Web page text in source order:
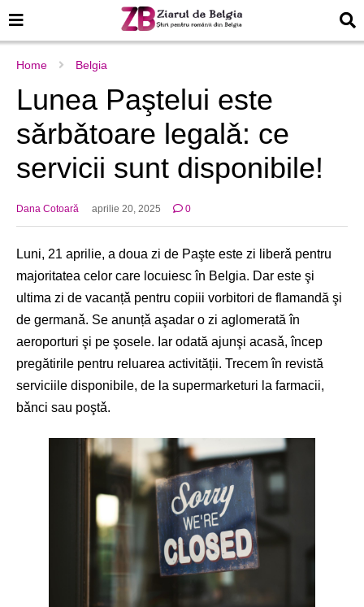
Home Belgia
Lunea Paştelui este
sǎrbǎtoare legalǎ: ce
servicii sunt disponibile!
Dana Cotoară aprilie 20, 2025 0
Luni, 21 aprilie, a doua zi de Paşte este zi liberǎ pentru
majoritatea celor care locuiesc în Belgia. Dar este şi
ultima zi de vacanțǎ pentru copiii vorbitori de flamandă şi
de germanǎ. Se anunțǎ aşadar o zi aglomerată în
aeroporturi şi pe şosele. Iar odată ajunşi acasǎ, încep
pregătirile pentru reluarea activității. Trecem în revistă
serviciile disponibile, de la supermarketuri la farmacii,
bǎnci sau poştǎ.